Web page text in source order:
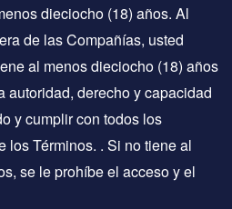
dieciocho (18) años. Al
de las Compañías, usted
al menos dieciocho (18) años
autoridad, derecho y capacidad
y cumplir con todos los
los Términos. . Si no tiene al
se le prohíbe el acceso y el